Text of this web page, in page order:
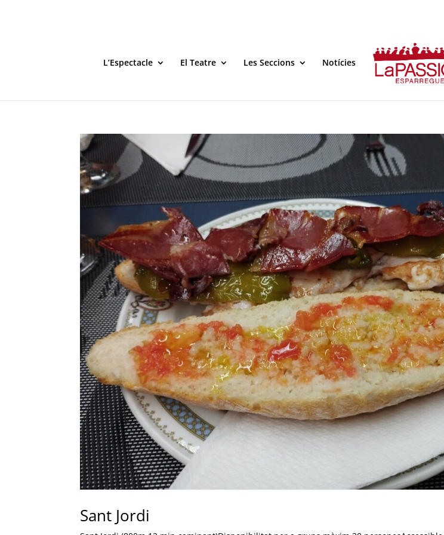
L’Espectacle El Teatre Les Seccions Notícies
Sant Jordi